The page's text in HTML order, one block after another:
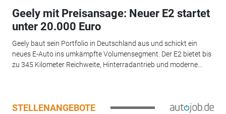
Geely mit Preisansage: Neuer E2 startet
unter 20.000 Euro
Geely baut sein Portfolio in Deutschland aus und schickt ein
neues E-Auto ins umkämpfte Volumensegment. Der E2 bietet bis
zu 345 Kilometer Reichweite, Hinterradantrieb und moderne...
STELLENANGEBOTE